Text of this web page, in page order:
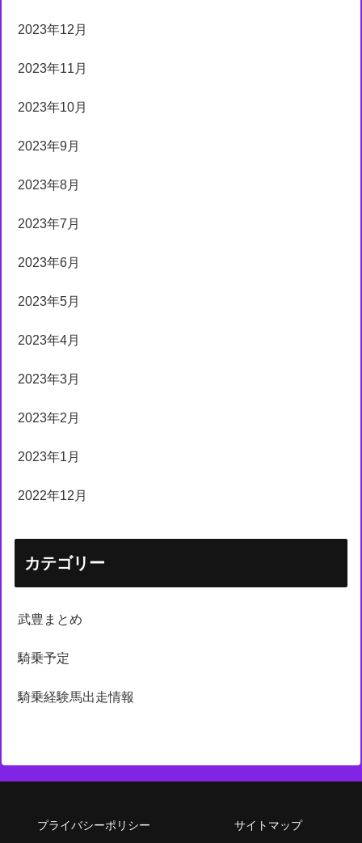
2023年12月
2023年11月
2023年10月
2023年9月
2023年8月
2023年7月
2023年6月
2023年5月
2023年4月
2023年3月
2023年2月
2023年1月
2022年12月
カテゴリー
武豊まとめ
騎乗予定
騎乗経験馬出走情報
プライバシーポリシー サイトマップ